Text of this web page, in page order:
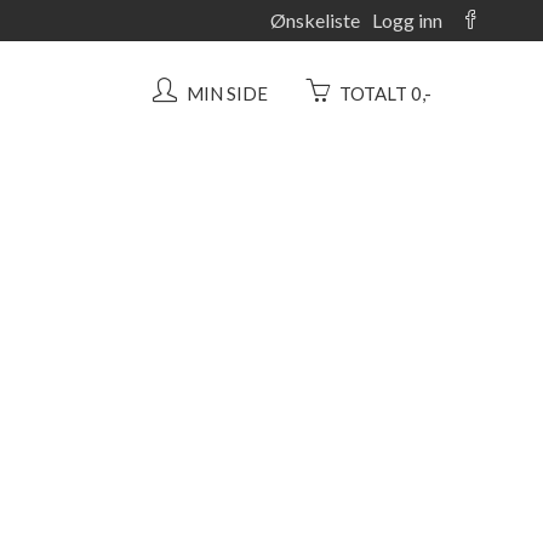
Ønskeliste Logg inn
MIN SIDE TOTALT 0,-